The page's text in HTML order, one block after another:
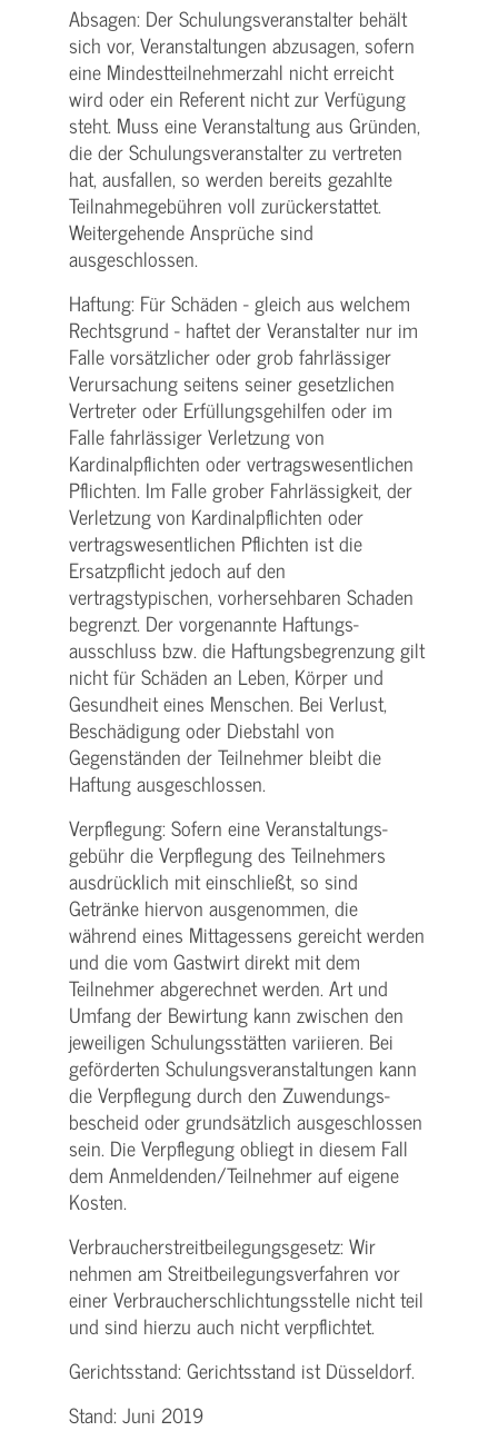
Absagen: Der Schulungs­veranstalter behält
sich vor, Veranstaltungen abzusagen, sofern
eine Mindest­teilnehmerzahl nicht erreicht
wird oder ein Referent nicht zur Verfügung
steht. Muss eine Veranstaltung aus Gründen,
die der Schulungs­veranstalter zu vertreten
hat, ausfallen, so werden bereits gezahlte
Teilnahme­gebühren voll zurückerstattet.
Weitergehende Ansprüche sind
ausgeschlossen.
Haftung: Für Schäden - gleich aus welchem
Rechtsgrund - haftet der Veranstalter nur im
Falle vorsätzlicher oder grob fahrlässiger
Verursachung seitens seiner gesetzlichen
Vertreter oder Erfüllungsgehilfen oder im
Falle fahrlässiger Verletzung von
Kardinalpflichten oder vertrags­wesentlichen
Pflichten. Im Falle grober Fahrlässigkeit, der
Verletzung von Kardinalpflichten oder
vertrags­wesentlichen Pflichten ist die
Ersatzpflicht jedoch auf den
vertragstypischen, vorhersehbaren Schaden
begrenzt. Der vorgenannte Haftungs­
ausschluss bzw. die Haftungs­begrenzung gilt
nicht für Schäden an Leben, Körper und
Gesundheit eines Menschen. Bei Verlust,
Beschädigung oder Diebstahl von
Gegenständen der Teilnehmer bleibt die
Haftung ausgeschlossen.
Verpflegung: Sofern eine Veranstaltungs­
gebühr die Verpflegung des Teilnehmers
ausdrücklich mit einschließt, so sind
Getränke hiervon ausgenommen, die
während eines Mittagessens gereicht werden
und die vom Gastwirt direkt mit dem
Teilnehmer abgerechnet werden. Art und
Umfang der Bewirtung kann zwischen den
jeweiligen Schulungsstätten variieren. Bei
geförderten Schulungs­veranstaltungen kann
die Verpflegung durch den Zuwendungs­
bescheid oder grundsätzlich ausgeschlossen
sein. Die Verpflegung obliegt in diesem Fall
dem Anmeldenden/­Teilnehmer auf eigene
Kosten.
Verbraucher­streitbeilegungs­gesetz: Wir
nehmen am Streit­beilegungs­verfahren vor
einer Verbraucher­schlichtungs­stelle nicht teil
und sind hierzu auch nicht verpflichtet.
Gerichtsstand: Gerichtsstand ist Düsseldorf.
Stand: Juni 2019